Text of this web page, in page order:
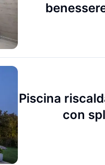
Piscina
con